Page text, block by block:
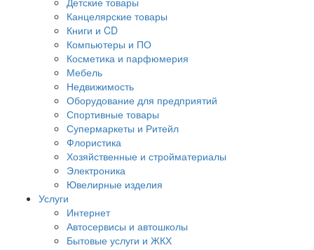
Канцелярские товары
Книги и CD
Компьютеры и ПО
Косметика и парфюмерия
Мебель
Недвижимость
Оборудование для предприятий
Спортивные товары
Супермаркеты и Ритейл
Флористика
Хозяйственные и стройматериалы
Электроника
Ювелирные изделия
Услуги
Интернет
Автосервисы и автошколы
Бытовые услуги и ЖКХ